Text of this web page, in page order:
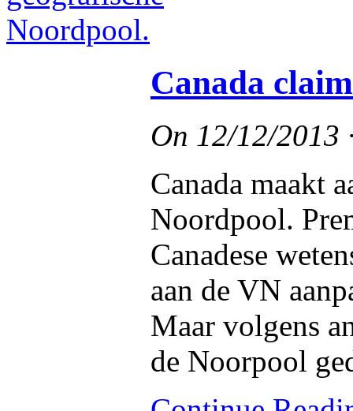
Canada
On 12/12/2013
Canada maakt
Noordpool.
Canadese
aan de VN
Maar volgens
de Noorpool